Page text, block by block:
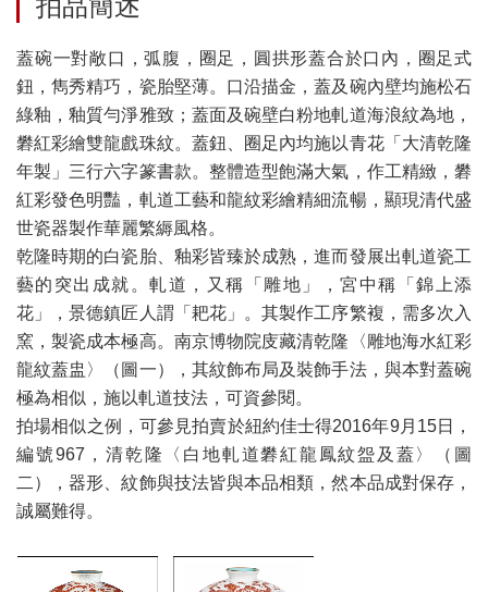
拍品簡述
蓋碗一對敞口，弧腹，圈足，圓拱形蓋合於口內，圈足式
鈕，雋秀精巧，瓷胎堅薄。口沿描金，蓋及碗內壁均施松石
綠釉，釉質勻淨雅致；蓋面及碗壁白粉地軋道海浪紋為地，
礬紅彩繪雙龍戲珠紋。蓋鈕、圈足內均施以青花「大清乾隆
年製」三行六字篆書款。整體造型飽滿大氣，作工精緻，礬
紅彩發色明豔，軋道工藝和龍紋彩繪精細流暢，顯現清代盛
世瓷器製作華麗繁縟風格。
乾隆時期的白瓷胎、釉彩皆臻於成熟，進而發展出軋道瓷工
藝的突出成就。軋道，又稱「雕地」，宮中稱「錦上添
花」，景德鎮匠人謂「耙花」。其製作工序繁複，需多次入
窯，製瓷成本極高。南京博物院庋藏清乾隆〈雕地海水紅彩
龍紋蓋盅〉（圖一），其紋飾布局及裝飾手法，與本對蓋碗
極為相似，施以軋道技法，可資參閱。
拍場相似之例，可參見拍賣於紐約佳士得2016年9月15日，
編號967，清乾隆〈白地軋道礬紅龍鳳紋盌及蓋〉（圖
二），器形、紋飾與技法皆與本品相類，然本品成對保存，
誠屬難得。